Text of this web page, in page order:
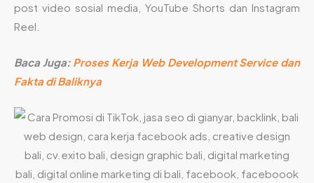
post video sosial media, YouTube Shorts dan Instagram
Reel.
Baca Juga: Proses Kerja Web Development Service dan
Fakta di Baliknya